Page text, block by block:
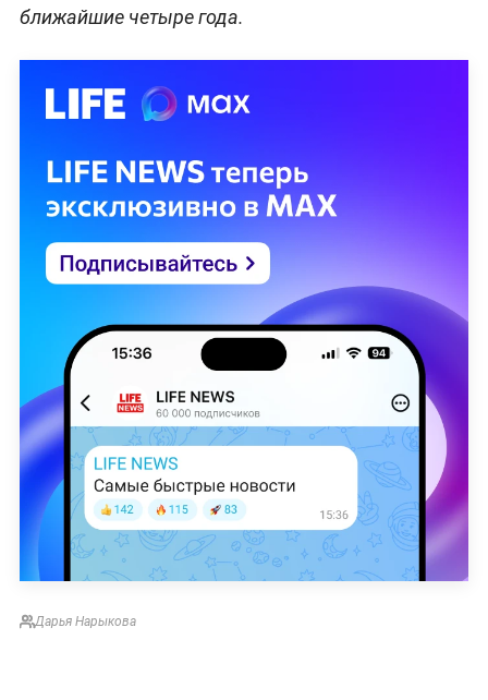
ближайшие четыре года.
Дарья Нарыкова